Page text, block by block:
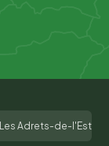
Les Adrets-de-l'Estérel